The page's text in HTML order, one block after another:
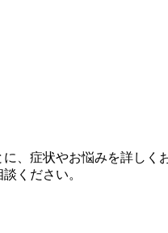
に、症状やお悩みを詳しく
ください。